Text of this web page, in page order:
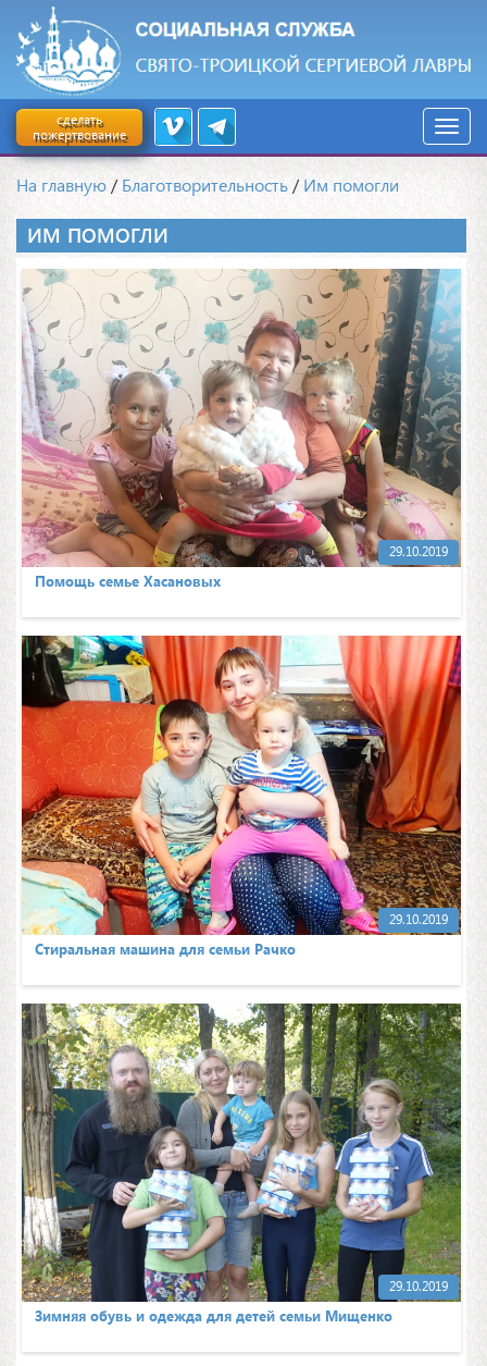
сделать
пожертвование
На главную /Благотворительность /Им помогли
ИМ ПОМОГЛИ
29.10.2019
Помощь семье Хасановых
29.10.2019
Стиральная машина для семьи Рачко
29.10.2019
Зимняя обувь и одежда для детей семьи Мищенко